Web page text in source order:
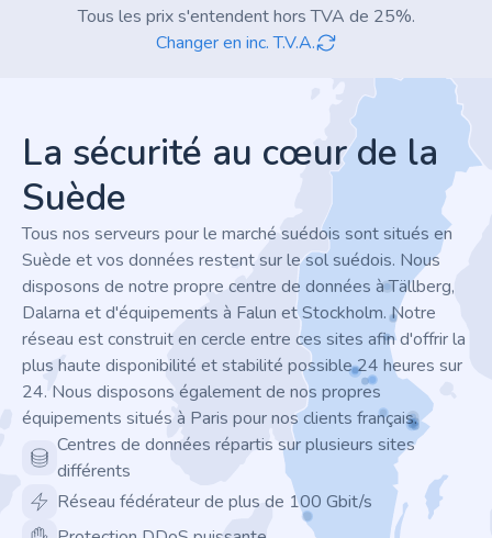
Tous les prix s'entendent hors TVA de 25%.
Changer en inc. T.V.A.
La sécurité au cœur de la
Suède
Tous nos serveurs pour le marché suédois sont situés en
Suède et vos données restent sur le sol suédois. Nous
disposons de notre propre centre de données à Tällberg,
Dalarna et d'équipements à Falun et Stockholm. Notre
réseau est construit en cercle entre ces sites afin d'offrir la
plus haute disponibilité et stabilité possible 24 heures sur
24. Nous disposons également de nos propres
équipements situés à Paris pour nos clients français.
Centres de données répartis sur plusieurs sites
différents
Réseau fédérateur de plus de 100 Gbit/s